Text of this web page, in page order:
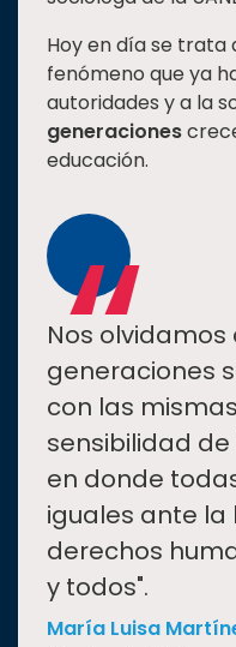
Hoy en día se trata
fenómeno que ya
autoridades y a la
generaciones
educación.
“
Nos olvidamos
generaciones
con las
sensibilidad
en donde
iguales ante la
derechos
y todos".
María Luisa